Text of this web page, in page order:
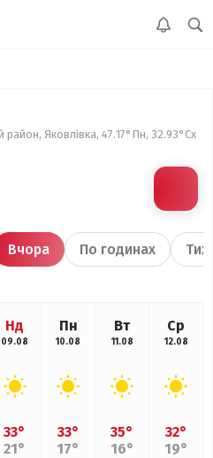
Яковлівка, 47.17°Пн, 32.93°Сх
Вчора По годинах
Нд
09.08
33°
21°
Пн
10.08
33°
17°
Вт
11.08
35°
16°
Ср
12.08
32°
19°